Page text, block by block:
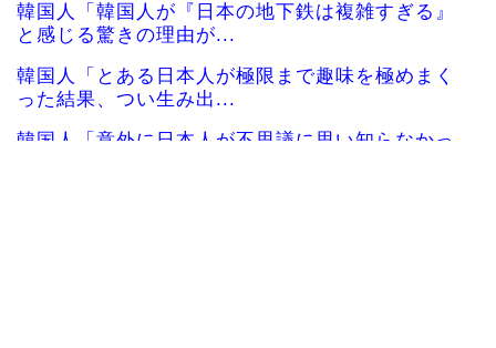
韓国人「韓国人が『日本の地下鉄は複雑すぎる』
と感じる驚きの理由が...
韓国人「とある日本人が極限まで趣味を極めまく
った結果、つい生み出...
韓国人「意外に日本人が不思議に思い知らなかっ